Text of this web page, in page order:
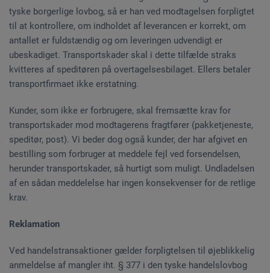
tyske borgerlige lovbog, så er han ved modtagelsen forpligtet
til at kontrollere, om indholdet af leverancen er korrekt, om
antallet er fuldstændig og om leveringen udvendigt er
ubeskadiget. Transportskader skal i dette tilfælde straks
kvitteres af speditøren på overtagelsesbilaget. Ellers betaler
transportfirmaet ikke erstatning.
Kunder, som ikke er forbrugere, skal fremsætte krav for
transportskader mod modtagerens fragtfører (pakketjeneste,
speditør, post). Vi beder dog også kunder, der har afgivet en
bestilling som forbruger at meddele fejl ved forsendelsen,
herunder transportskader, så hurtigt som muligt. Undladelsen
af en sådan meddelelse har ingen konsekvenser for de retlige
krav.
Reklamation
Ved handelstransaktioner gælder forpligtelsen til øjeblikkelig
anmeldelse af mangler iht. § 377 i den tyske handelslovbog